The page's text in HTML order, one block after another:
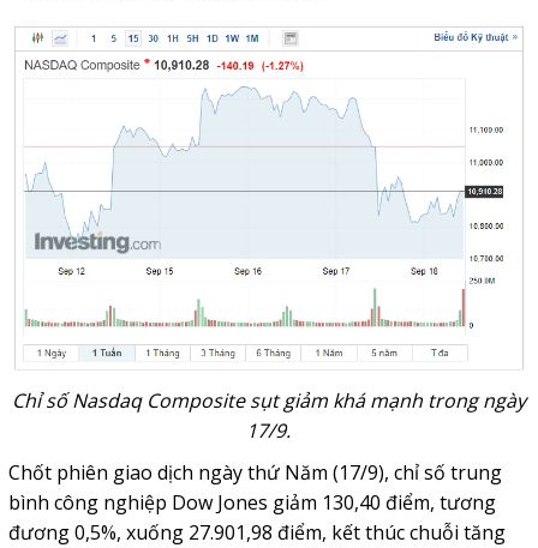
Chỉ số Nasdaq Composite sụt giảm khá mạnh trong ngày
17/9.
Chốt phiên giao dịch ngày thứ Năm (17/9), chỉ số trung
bình công nghiệp Dow Jones giảm 130,40 điểm, tương
đương 0,5%, xuống 27.901,98 điểm, kết thúc chuỗi tăng